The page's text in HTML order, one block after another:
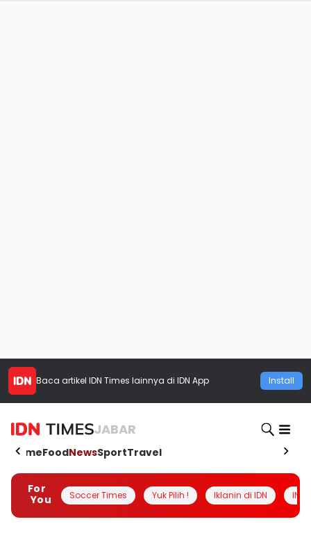
Baca artikel IDN Times lainnya di IDN App Install
JABAR
HomeFoodNewsSportTravel
For
You
Soccer Times Yuk Pilih ! Iklanin di IDN